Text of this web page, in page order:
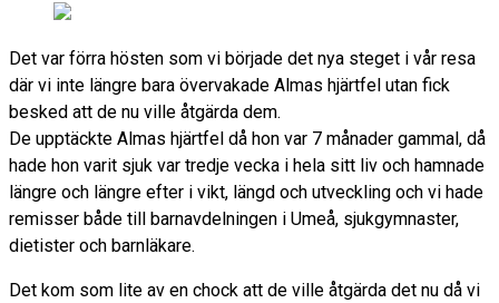
Det var förra hösten som vi började det nya steget i vår resa
där vi inte längre bara övervakade Almas hjärtfel utan fick
besked att de nu ville åtgärda dem.
De upptäckte Almas hjärtfel då hon var 7 månader gammal, då
hade hon varit sjuk var tredje vecka i hela sitt liv och hamnade
längre och längre efter i vikt, längd och utveckling och vi hade
remisser både till barnavdelningen i Umeå, sjukgymnaster,
dietister och barnläkare.
Det kom som lite av en chock att de ville åtgärda det nu då vi